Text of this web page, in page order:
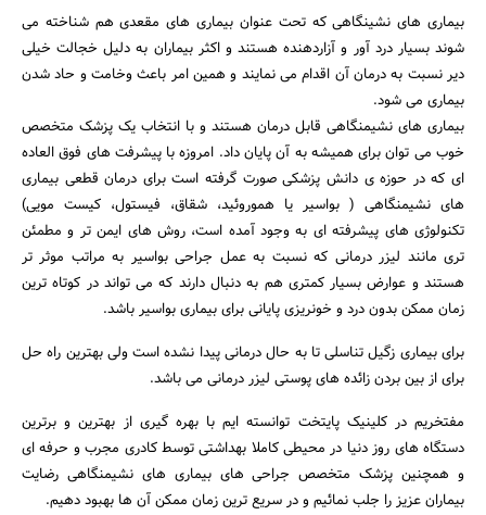
جستجو
بیماری های نشینگاهی که تحت عنوان بیماری های مقعدی هم شناخته می
شوند بسیار درد آور و آزاردهنده هستند و اکثر بیماران به دلیل خجالت خیلی
دیر نسبت به درمان آن اقدام می نمایند و همین امر باعث وخامت و حاد شدن
بیماری می شود.
بیماری های نشیمنگاهی قابل درمان هستند و با انتخاب یک پزشک متخصص
خوب می توان برای همیشه به آن پایان داد. امروزه با پیشرفت های فوق العاده
ای که در حوزه ی دانش پزشکی صورت گرفته است برای درمان قطعی بیماری
های نشیمنگاهی ( بواسیر یا هموروئید، شقاق، فیستول، کیست مویی)
تکنولوژی های پیشرفته ای به وجود آمده است، روش های ایمن تر و مطمئن
تری مانند لیزر درمانی که نسبت به عمل جراحی بواسیر به مراتب موثر تر
هستند و عوارض بسیار کمتری هم به دنبال دارند که می تواند در کوتاه ترین
زمان ممکن بدون درد و خونریزی پایانی برای بیماری بواسیر باشد.
برای بیماری زگیل تناسلی تا به حال درمانی پیدا نشده است ولی بهترین راه حل
برای از بین بردن زائده های پوستی لیزر درمانی می باشد.
مفتخریم در کلینیک پایتخت توانسته ایم با بهره گیری از بهترین و برترین
دستگاه های روز دنیا در محیطی کاملا بهداشتی توسط کادری مجرب و حرفه ای
و همچنین پزشک متخصص جراحی های بیماری های نشیمنگاهی رضایت
بیماران عزیز را جلب نمائیم و در سریع ترین زمان ممکن آن ها بهبود دهیم.